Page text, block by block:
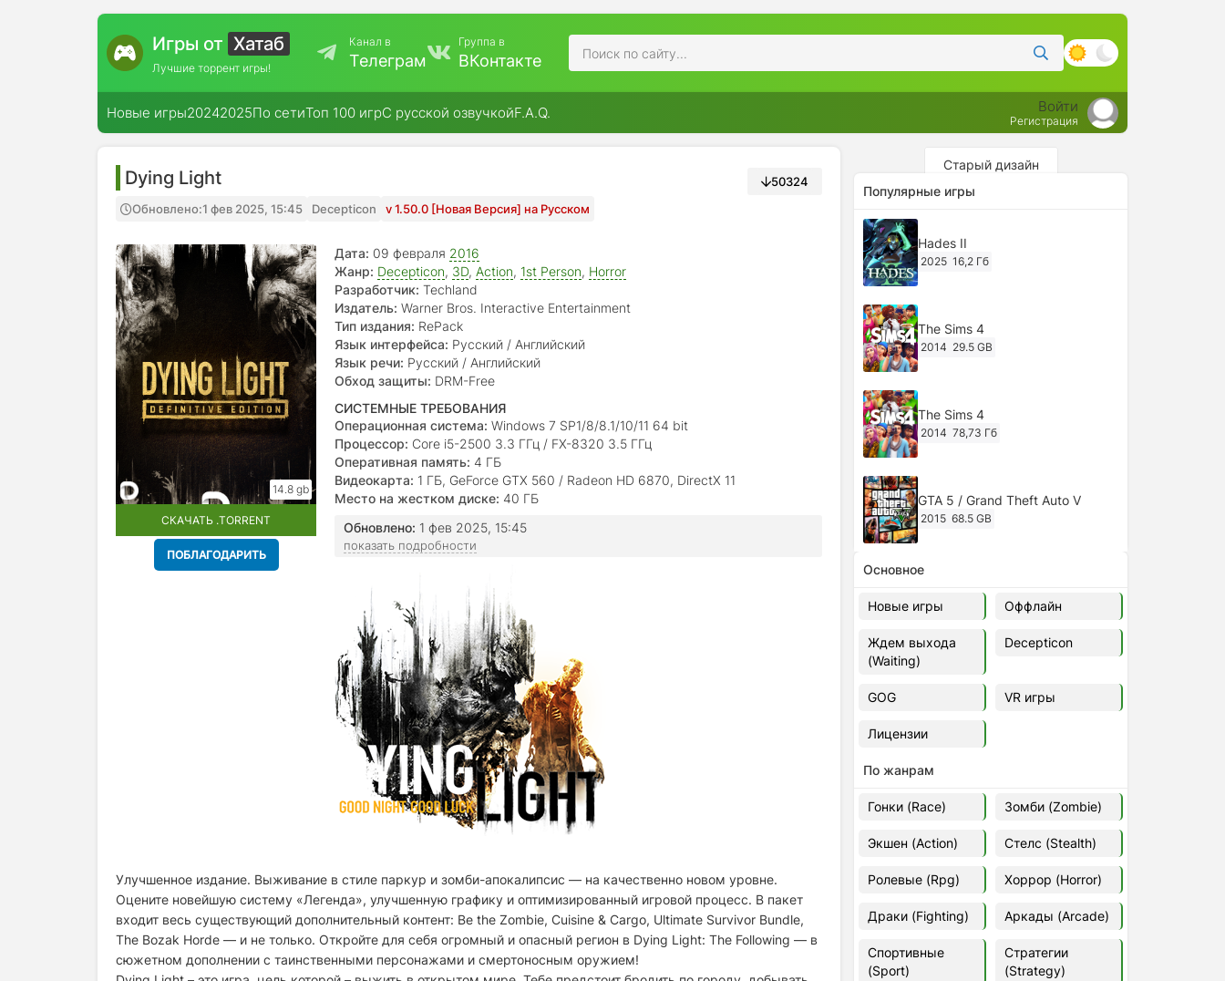
Игры от Хатаб
Лучшие торрент игры!
Канал в
Телеграм
Группа в
ВКонтакте
Новые игры20242025По сетиТоп 100 игрС русской озвучкойF.A.Q. Войти
Регистрация
Dying Light
Обновлено:1 фев 2025, 15:45 Decepticon v 1.50.0 [Новая Версия] на Русском
50324
14.8 gb
СКАЧАТЬ .TORRENT
ПОБЛАГОДАРИТЬ
Дата: 09 февраля 2016
Жанр: Decepticon, 3D, Action, 1st Person, Horror
Разработчик: Techland
Издатель: Warner Bros. Interactive Entertainment
Тип издания: RePack
Язык интерфейса: Русский / Английский
Язык речи: Русский / Английский
Обход защиты: DRM-Free
СИСТЕМНЫЕ ТРЕБОВАНИЯ
Операционная система: Windows 7 SP1/8/8.1/10/11 64 bit
Процессор: Core i5-2500 3.3 ГГц / FX-8320 3.5 ГГц
Оперативная память: 4 ГБ
Видеокарта: 1 ГБ, GeForce GTX 560 / Radeon HD 6870, DirectX 11
Место на жестком диске: 40 ГБ
Обновлено: 1 фев 2025, 15:45
показать подробности
Улучшенное издание. Выживание в стиле паркур и зомби-апокалипсис — на качественно новом уровне.
Оцените новейшую систему «Легенда», улучшенную графику и оптимизированный игровой процесс. В пакет
входит весь существующий дополнительный контент: Be the Zombie, Cuisine & Cargo, Ultimate Survivor Bundle,
The Bozak Horde — и не только. Откройте для себя огромный и опасный регион в Dying Light: The Following — в
сюжетном дополнении с таинственными персонажами и смертоносным оружием!
Старый дизайн
Популярные игры
Hades II
2025 16,2 Гб
The Sims 4
2014 29.5 GB
The Sims 4
2014 78,73 Гб
GTA 5 / Grand Theft Auto V
2015 68.5 GB
Ghost of Tsushima: Director's Cut
v.1053.8.1023.1614 [RePack
Decepticon] (2024)
2024
Cyberpunk 2077
49.4 GB
Ghost of Tsushima: Director's Cut
v.1053.9.0623.1807 [Папка
Euro Truck Simulator 2 v.1.60.1.7s
[Папка игры] (2012)
37,77 Гб
Forza Horizon 5 v.688.044
[Папка игры] (2021)
2021
Основное
Новые игры Оффлайн
Ждем выхода
(Waiting)
Decepticon
GOG VR игры
Лицензии
По жанрам
Гонки (Race) Зомби (Zombie)
Экшен (Action) Стелс (Stealth)
Ролевые (Rpg) Хоррор (Horror)
Драки (Fighting) Аркады (Arcade)
Спортивные
(Sport)
Стратегии
(Strategy)